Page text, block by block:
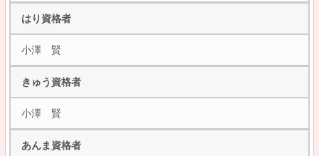
はり資格者
小澤 賢
きゅう資格者
小澤 賢
あんま資格者